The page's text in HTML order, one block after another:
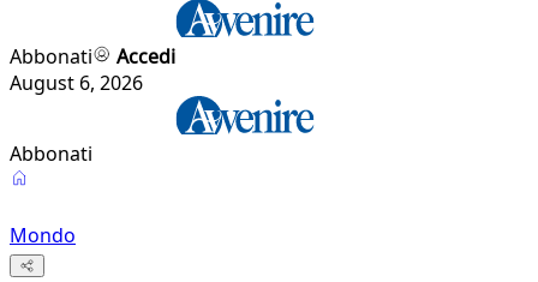
Abbonati
Accedi
August 6, 2026
Abbonati
Mondo